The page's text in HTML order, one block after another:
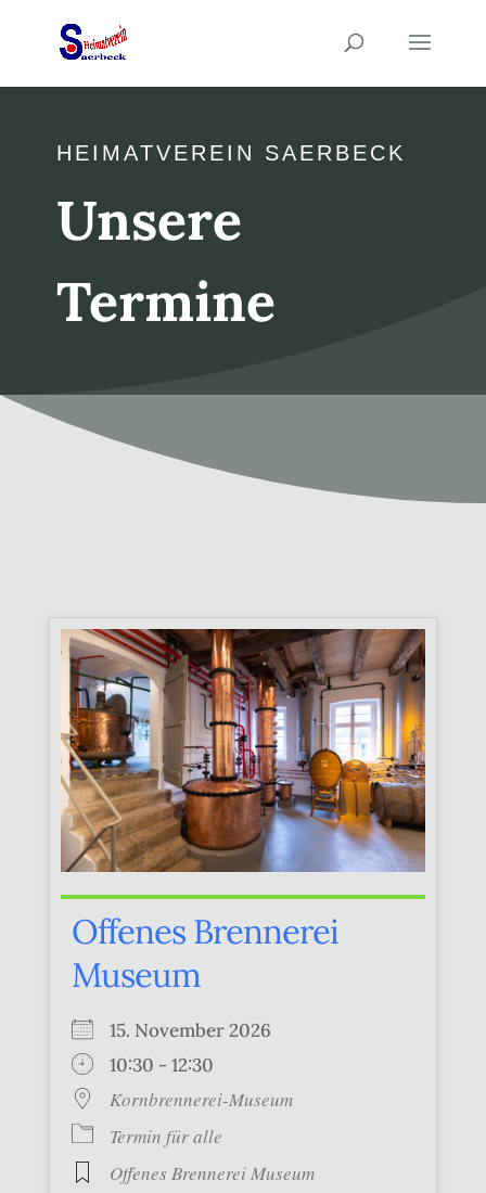
HEIMATVEREIN SAERBECK
Unsere
Termine
Offenes Brennerei
Museum
15. November 2026
10:30 - 12:30
Kornbrennerei-Museum
Termin für alle
Offenes Brennerei Museum